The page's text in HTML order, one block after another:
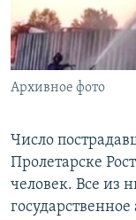
Архивное фото
Число
Пролетарске
человек. Все из